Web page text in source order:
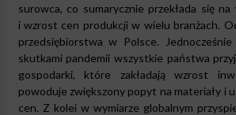
surowca, co sumarycznie przekłada się
i wzrost cen produkcji w wielu branżach.
przedsiębiorstwa w Polsce.
skutkami pandemii wszystkie państwa
gospodarki, które zakładają wzrost
powoduje zwiększony popyt na materiały i
cen. Z kolei w wymiarze globalnym